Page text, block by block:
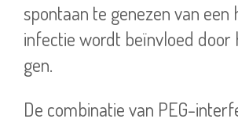
spontaan te genezen van een
infectie wordt beïnvloed door
gen.
De combinatie van PEG-